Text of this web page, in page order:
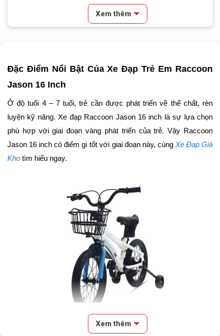
Hợp kim thép
Lốp xe 16x2.125
Dĩa 1 tầng
Líp
Yên Da thể thao
được thay đổi từ nhà sản xuất
nhằm nâng cao chất lượng sản
phẩm
Xem thêm
Đặc Điểm Nổi Bật Của Xe Đạp Trẻ Em Raccoon
Jason 16 Inch
Ở độ tuổi 4 – 7 tuổi, trẻ cần được phát triển về thể chất, rèn
luyện kỹ năng. Xe đạp Raccoon Jason 16 inch là sự lựa chọn
phù hợp với giai đoạn vàng phát triển của trẻ. Vậy Raccoon
Jason 16 inch có điểm gì tốt với giai đoạn này, cùng Xe Đạp Giá
Kho tìm hiểu ngay.
Xem thêm